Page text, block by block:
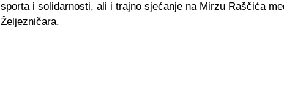
sporta i solidarnosti, ali i trajno sjećanje na Mirzu Raščića
Željezničara.